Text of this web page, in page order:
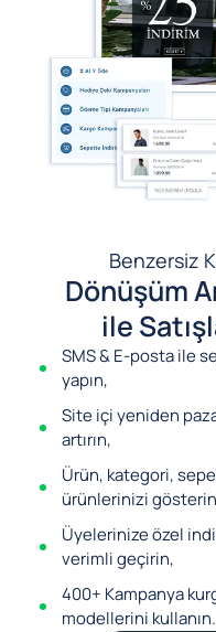
Benzersiz
Dönüşüm
ile
SMS & E-posta ile
yapın,
Site içi yeniden
artırın,
Ürün, kategori,
ürünlerinizi
Üyelerinize özel
verimli geçirin,
400+ Kampanya
modellerini kullanın.